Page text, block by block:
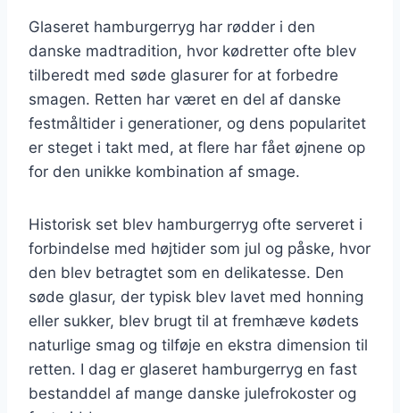
Glaseret hamburgerryg har rødder i den
danske madtradition, hvor kødretter ofte blev
tilberedt med søde glasurer for at forbedre
smagen. Retten har været en del af danske
festmåltider i generationer, og dens popularitet
er steget i takt med, at flere har fået øjnene op
for den unikke kombination af smage.
Historisk set blev hamburgerryg ofte serveret i
forbindelse med højtider som jul og påske, hvor
den blev betragtet som en delikatesse. Den
søde glasur, der typisk blev lavet med honning
eller sukker, blev brugt til at fremhæve kødets
naturlige smag og tilføje en ekstra dimension til
retten. I dag er glaseret hamburgerryg en fast
bestanddel af mange danske julefrokoster og